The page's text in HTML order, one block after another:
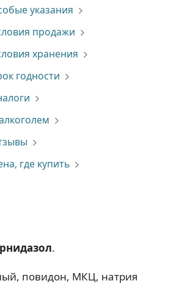
указания
продажи
хранения
годности
где купить
.
повидон, МКЦ, натрия